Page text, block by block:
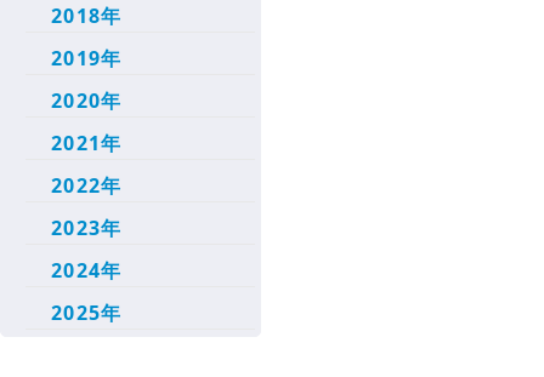
2018年
2019年
2020年
2021年
2022年
2023年
2024年
2025年